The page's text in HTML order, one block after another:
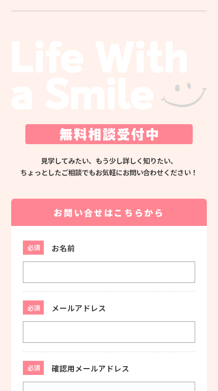
見学してみたい、もう少し詳しく知りたい、
ちょっとしたご相談でもお気軽にお問い合わせください！
お問い合せはこちらから
必須 お名前
必須 メールアドレス
必須 確認用メールアドレス